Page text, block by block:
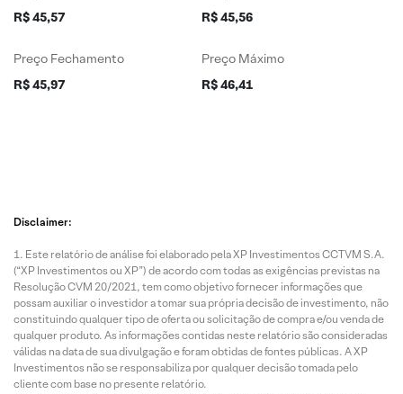
R$ 45,57
R$ 45,56
Preço Fechamento
R$ 45,97
Preço Máximo
R$ 46,41
Disclaimer:
Este relatório de análise foi elaborado pela XP Investimentos CCTVM S.A.
(“XP Investimentos ou XP”) de acordo com todas as exigências previstas na
Resolução CVM 20/2021, tem como objetivo fornecer informações que
possam auxiliar o investidor a tomar sua própria decisão de investimento, não
constituindo qualquer tipo de oferta ou solicitação de compra e/ou venda de
qualquer produto. As informações contidas neste relatório são consideradas
válidas na data de sua divulgação e foram obtidas de fontes públicas. A XP
Investimentos não se responsabiliza por qualquer decisão tomada pelo
cliente com base no presente relatório.